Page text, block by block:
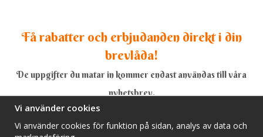
Få rabatter och erbjudanden direkt i din
brevlåda!
De uppgifter du matar in kommer endast användas till våra
nyhetsbrev.
Vi använder cookies
Vi använder cookies för funktion på sidan, analys av data och